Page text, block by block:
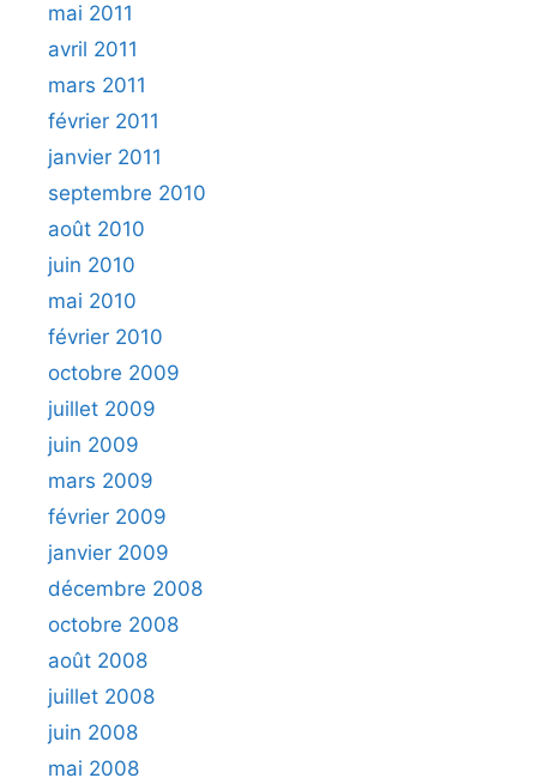
mai 2011
avril 2011
mars 2011
février 2011
janvier 2011
septembre 2010
août 2010
juin 2010
mai 2010
février 2010
octobre 2009
juillet 2009
juin 2009
mars 2009
février 2009
janvier 2009
décembre 2008
octobre 2008
août 2008
juillet 2008
juin 2008
mai 2008